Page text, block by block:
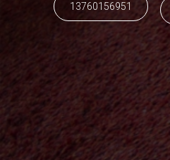
13760156951